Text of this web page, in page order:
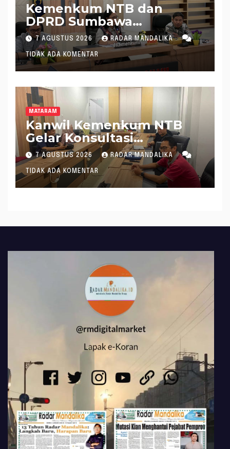
Kemenkum NTB dan
DPRD Sumbawa
Mantapkan Rencana
Pembentukan 8 Raperda
Inisiatif
7 AGUSTUS 2026 RADAR MANDALIKA
TIDAK ADA KOMENTAR
MATARAM
Kanwil Kemenkum NTB
Gelar Konsultasi
Penghitungan Kebutuhan
Formasi JF Perancang
Peraturan Perundang-
undangan
7 AGUSTUS 2026 RADAR MANDALIKA
TIDAK ADA KOMENTAR